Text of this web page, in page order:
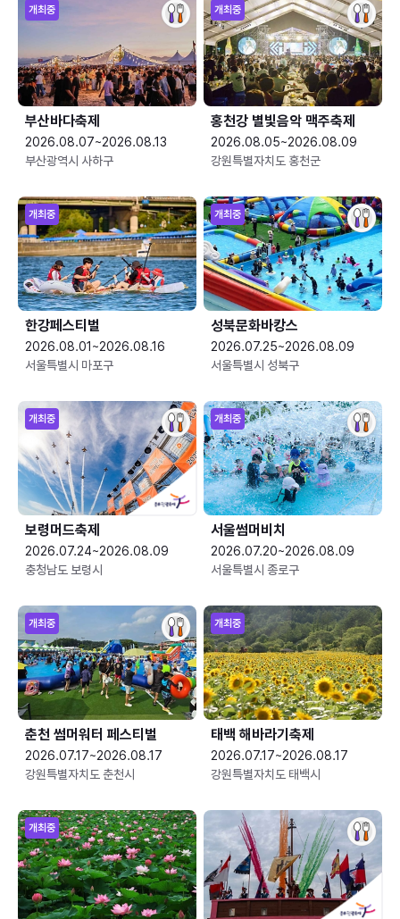
개최중
부산바다축제
2026.08.07~2026.08.13
부산광역시 사하구
개최중
홍천강 별빛음악 맥주축제
2026.08.05~2026.08.09
강원특별자치도 홍천군
개최중
한강페스티벌
2026.08.01~2026.08.16
서울특별시 마포구
개최중
성북문화바캉스
2026.07.25~2026.08.09
서울특별시 성북구
개최중
보령머드축제
2026.07.24~2026.08.09
충청남도 보령시
개최중
서울썸머비치
2026.07.20~2026.08.09
서울특별시 종로구
개최중
춘천 썸머워터 페스티벌
2026.07.17~2026.08.17
강원특별자치도 춘천시
개최중
태백 해바라기축제
2026.07.17~2026.08.17
강원특별자치도 태백시
개최중